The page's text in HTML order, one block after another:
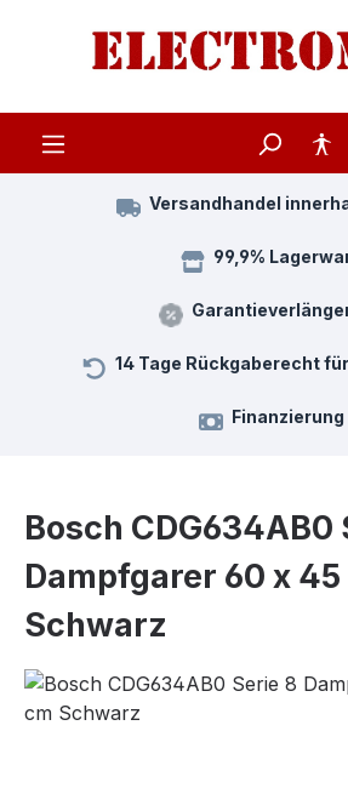
Zum Hauptinhalt springen
Versandhandel
99,9%
14 Tage Rückgaberecht
Finanzierung
Bosch CDG634AB0
Dampfgarer 60 x 45
Schwarz
Bildergalerie überspringen